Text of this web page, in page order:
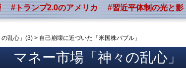
#トランプ2.0のアメリカ #習近平体制の光と影
の乱心」(3) > 自己崩壊に近づいた「米国株バブル」
マネー市場「神々の乱心」